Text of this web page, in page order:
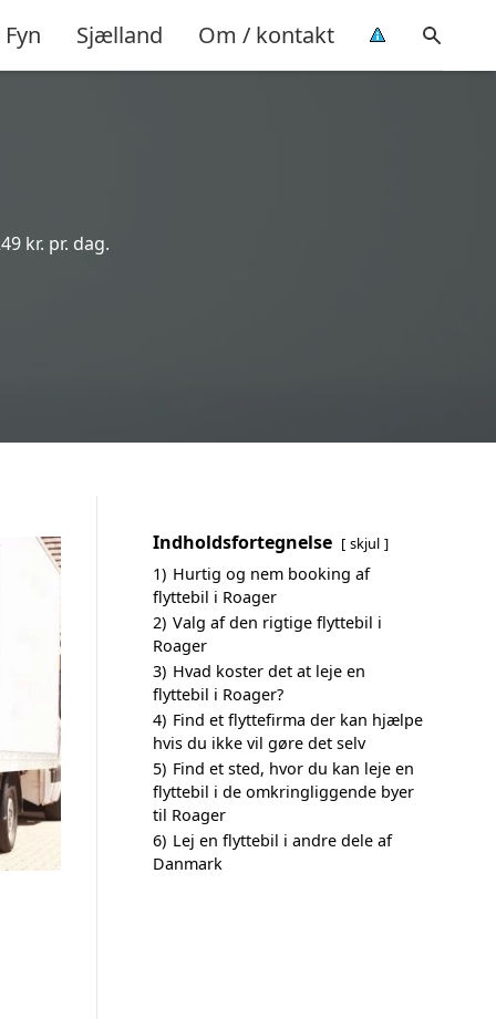
Fyn Sjælland Om / kontakt
kr. pr. dag.
Indholdsfortegnelse skjul
1) Hurtig og nem booking af
flyttebil i Roager
2) Valg af den rigtige flyttebil i
Roager
3) Hvad koster det at leje en
flyttebil i Roager?
4) Find et flyttefirma der kan hjælpe
hvis du ikke vil gøre det selv
5) Find et sted, hvor du kan leje en
flyttebil i de omkringliggende byer
til Roager
6) Lej en flyttebil i andre dele af
Danmark